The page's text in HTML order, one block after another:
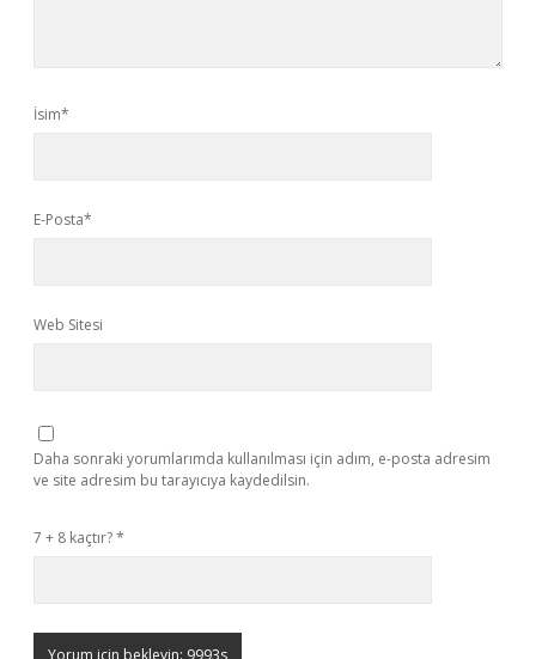
İsim*
E-Posta*
Web Sitesi
Daha sonraki yorumlarımda kullanılması için adım, e-posta adresim
ve site adresim bu tarayıcıya kaydedilsin.
7 + 8 kaçtır?*